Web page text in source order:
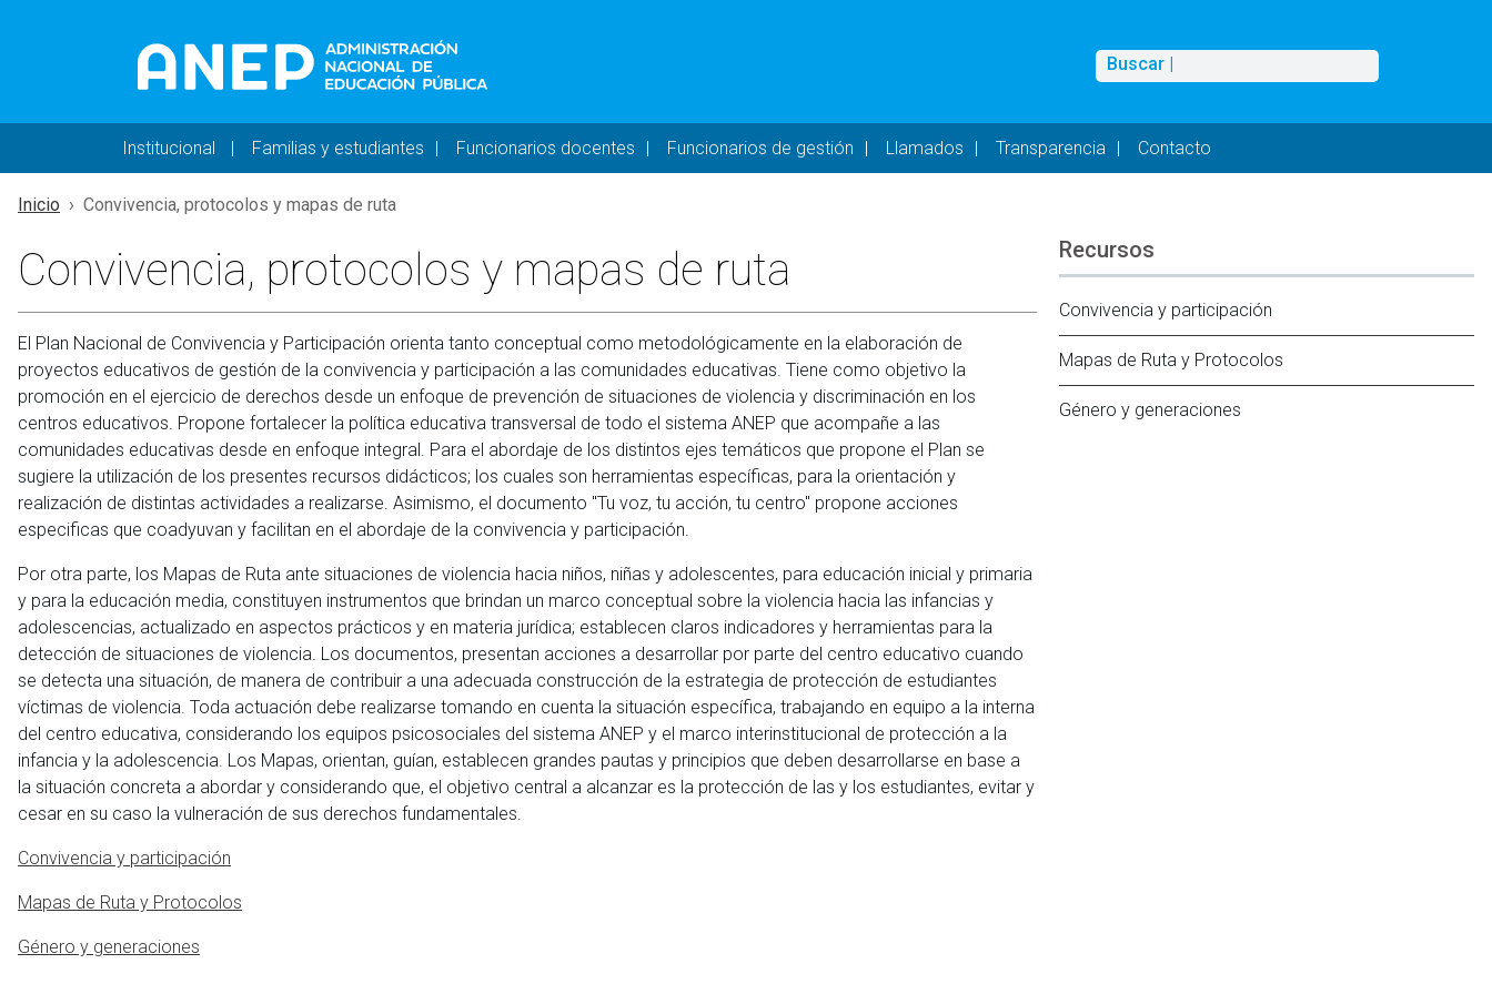
Buscar
Buscar |
Navegación principal - DESKTOP
Institucional Familias y estudiantes Funcionarios docentes Funcionarios de gestión Llamados Transparencia Contacto
Inicio Convivencia, protocolos y mapas de ruta
Convivencia, protocolos y mapas de ruta
El Plan Nacional de Convivencia y Participación orienta tanto conceptual como metodológicamente en la elaboración de
proyectos educativos de gestión de la convivencia y participación a las comunidades educativas. Tiene como objetivo la
promoción en el ejercicio de derechos desde un enfoque de prevención de situaciones de violencia y discriminación en los
centros educativos. Propone fortalecer la política educativa transversal de todo el sistema ANEP que acompañe a las
comunidades educativas desde en enfoque integral. Para el abordaje de los distintos ejes temáticos que propone el Plan se
sugiere la utilización de los presentes recursos didácticos; los cuales son herramientas específicas, para la orientación y
realización de distintas actividades a realizarse. Asimismo, el documento "Tu voz, tu acción, tu centro" propone acciones
especificas que coadyuvan y facilitan en el abordaje de la convivencia y participación.
Por otra parte, los Mapas de Ruta ante situaciones de violencia hacia niños, niñas y adolescentes, para educación inicial y primaria
y para la educación media, constituyen instrumentos que brindan un marco conceptual sobre la violencia hacia las infancias y
adolescencias, actualizado en aspectos prácticos y en materia jurídica; establecen claros indicadores y herramientas para la
detección de situaciones de violencia. Los documentos, presentan acciones a desarrollar por parte del centro educativo cuando
se detecta una situación, de manera de contribuir a una adecuada construcción de la estrategia de protección de estudiantes
víctimas de violencia. Toda actuación debe realizarse tomando en cuenta la situación específica, trabajando en equipo a la interna
del centro educativa, considerando los equipos psicosociales del sistema ANEP y el marco interinstitucional de protección a la
infancia y la adolescencia. Los Mapas, orientan, guían, establecen grandes pautas y principios que deben desarrollarse en base a
la situación concreta a abordar y considerando que, el objetivo central a alcanzar es la protección de las y los estudiantes, evitar y
cesar en su caso la vulneración de sus derechos fundamentales.
Convivencia y participación
Mapas de Ruta y Protocolos
Género y generaciones
Recursos
Convivencia y participación
Mapas de Ruta y Protocolos
Género y generaciones